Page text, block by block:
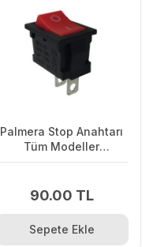
Palmera Stop Anahtarı
Tüm Modeller
90.00 TL
Sepete Ekle